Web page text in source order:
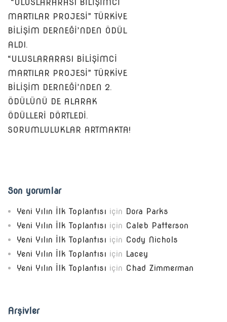
“ULUSLARARASI BİLİŞİMCİ
MARTILAR PROJESİ” TÜRKİYE
BİLİŞİM DERNEĞİ’NDEN ÖDÜL
ALDI.
“ULUSLARARASI BİLİŞİMCİ
MARTILAR PROJESİ” TÜRKİYE
BİLİŞİM DERNEĞİ’NDEN 2.
ÖDÜLÜNÜ DE ALARAK
ÖDÜLLERİ DÖRTLEDİ.
SORUMLULUKLAR ARTMAKTA!
Son yorumlar
Yeni Yılın İlk Toplantısı için Dora Parks
Yeni Yılın İlk Toplantısı için Caleb Patterson
Yeni Yılın İlk Toplantısı için Cody Nichols
Yeni Yılın İlk Toplantısı için Lacey
Yeni Yılın İlk Toplantısı için Chad Zimmerman
Arşivler